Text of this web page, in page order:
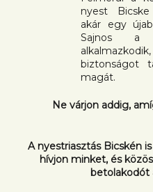
nyest
akár egy
Sajnos a
biztonságot
magát.
Ne várjon addig,
A nyestriasztás Bicskén
hívjon minket, és
betolakodót